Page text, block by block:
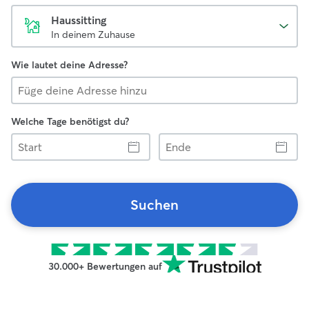
Haussitting
In deinem Zuhause
Wie lautet deine Adresse?
Welche Tage benötigst du?
Start
Ende
Suchen
30.000+ Bewertungen auf